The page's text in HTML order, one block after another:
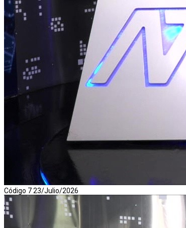
Código 7 23/Julio/2026